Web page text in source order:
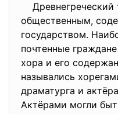
Древнегреческий
общественным,
государством.
почтенные
хора и его
назывались
драматурга и
Актёрами могли